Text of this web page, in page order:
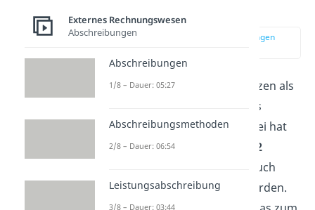
Laufende Bilanzen
zur Stelle im Video springen
Normalerweise werden Bilanzen als
Schlussbilanz zum Ende eines
Geschäftsjahres erstellt. Dabei hat
ein Geschäftsjahr
maximal 12
. Trotzdem können auch
Zwischenbilanzenerstellt werden.
Externes Rechnungswesen
Abschreibungen
Abschreibungen
1/8 – Dauer: 05:27
Abschreibungsmethoden
2/8 – Dauer: 06:54
Leistungsabschreibung
3/8 – Dauer: 03:44